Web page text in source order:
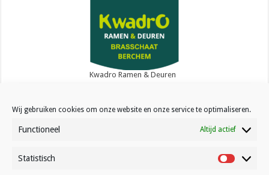
Wij gebruiken cookies om onze website en onze service te optimaliseren.
Functioneel Altijd actief
Statistisch Statistisch
Kwadro Ramen & Deuren
Contact